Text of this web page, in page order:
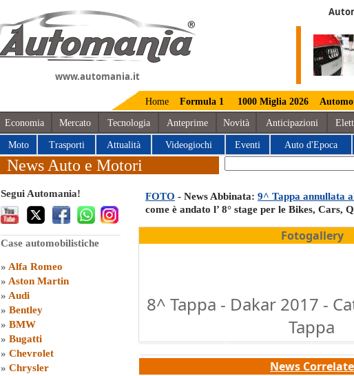
www.automania.it
Home Formula 1 1000 Miglia 2026
Economia Mercato Tecnologia Anteprime Novità Anticipazioni
Moto Trasporti Attualità Videogiochi Eventi Auto d'Epoca
News Auto e Motori
Segui Automania!
Case automobilistiche
» Alfa Romeo
» Aston Martin
» Audi
» Bentley
» BMW
» Bugatti
» Chevrolet
» Chrysler
FOTO - News Abbinata: 9^ Tappa annullata
come è andato l’ 8° stage per le Bikes, Cars,
Fotogallery
8^ Tappa - Dakar 2017 -
Tappa
News Correlate